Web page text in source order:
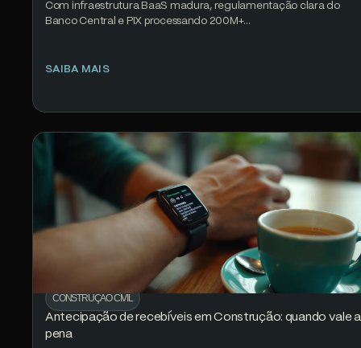
Com infraestrutura BaaS madura, regulamentação clara do
Banco Central e PIX processando 200M+…
SAIBA MAIS
CONSTRUÇÃO CIVIL
Antecipação de recebíveis em Construção: quando vale a
pena